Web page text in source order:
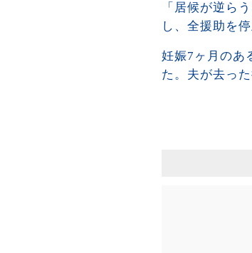
「居候が逆ら
し、全援助を
妊娠7ヶ月のあ
た。夫が去っ